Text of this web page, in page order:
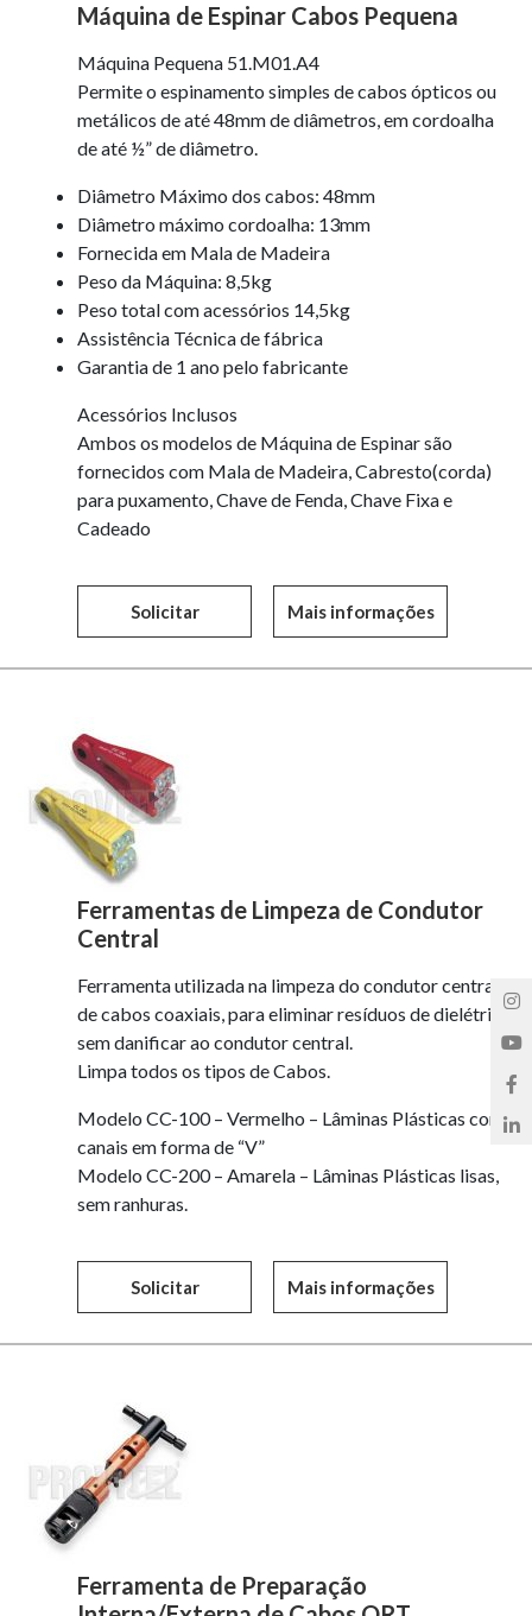
Máquina de Espinar Cabos Pequena
Máquina Pequena 51.M01.A4
Permite o espinamento simples de cabos ópticos ou
metálicos de até 48mm de diâmetros, em cordoalha
de até ½” de diâmetro.
Diâmetro Máximo dos cabos: 48mm
Diâmetro máximo cordoalha: 13mm
Fornecida em Mala de Madeira
Peso da Máquina: 8,5kg
Peso total com acessórios 14,5kg
Assistência Técnica de fábrica
Garantia de 1 ano pelo fabricante
Acessórios Inclusos
Ambos os modelos de Máquina de Espinar são
fornecidos com Mala de Madeira, Cabresto(corda)
para puxamento, Chave de Fenda, Chave Fixa e
Cadeado
Solicitar Mais informações
Ferramentas de Limpeza de Condutor
Central
Ferramenta utilizada na limpeza do condutor central
de cabos coaxiais, para eliminar resíduos de dielétrico
sem danificar ao condutor central.
Limpa todos os tipos de Cabos.
Modelo CC-100 – Vermelho – Lâminas Plásticas com
canais em forma de “V”
Modelo CC-200 – Amarela – Lâminas Plásticas lisas,
sem ranhuras.
Solicitar Mais informações
Ferramenta de Preparação